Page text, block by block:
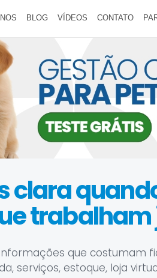
BLOG VÍDEOS CONTATO
clara
que costumam
serviços, estoque, loja